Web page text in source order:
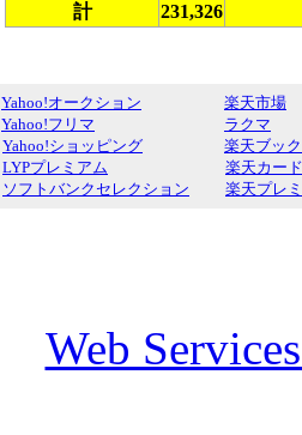
計
231,326
Yahoo!オークション
Yahoo!フリマ
Yahoo!ショッピング
LYPプレミアム
ソフトバンクセレクション
楽天市場
ラクマ
楽天ブッ
楽天カード
楽天プレ
Web